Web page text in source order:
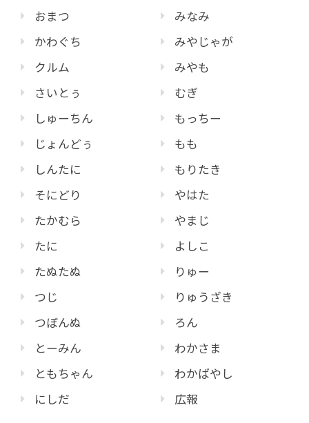
おまつ
かわぐち
クルム
さいとぅ
しゅーちん
じょんどぅ
しんたに
そにどり
たかむら
たに
たぬたぬ
つじ
つぼんぬ
とーみん
ともちゃん
にしだ
みなみ
みやじゃが
みやも
むぎ
もっちー
もも
もりたき
やはた
やまじ
よしこ
りゅー
りゅうざき
ろん
わかさま
わかばやし
広報